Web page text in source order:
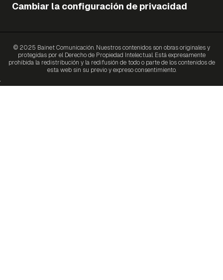
Cambiar la configuración de privacidad
© 2025 Bainet Comunicación. Nuestros contenidos son obras originales y
protegidas por el Derecho de Propiedad Intelectual. Está expresamente
prohibida la redistribución y la redifusión de todo o parte de los contenidos de
esta web sin su previo y expreso consentimiento.